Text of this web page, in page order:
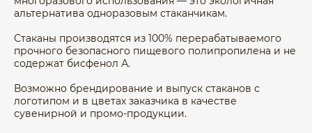
альтернатива одноразовым стаканчикам.
Стаканы производятся из 100% перерабатываемого
прочного безопасного пищевого полипропилена и не
содержат бисфенол А.
Возможно брендирование и выпуск стаканов с
логотипом и в цветах заказчика в качестве
сувенирной и промо-продукции.